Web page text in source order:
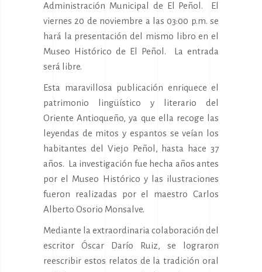
Administración Municipal de El Peñol. El
viernes 20 de noviembre a las 03:00 p.m. se
hará la presentación del mismo libro en el
Museo Histórico de El Peñol. La entrada
será libre.
Esta maravillosa publicación enriquece el
patrimonio lingüístico y literario del
Oriente Antioqueño, ya que ella recoge las
leyendas de mitos y espantos se veían los
habitantes del Viejo Peñol, hasta hace 37
años. La investigación fue hecha años antes
por el Museo Histórico y las ilustraciones
fueron realizadas por el maestro Carlos
Alberto Osorio Monsalve.
Mediante la extraordinaria colaboración del
escritor Óscar Darío Ruiz, se lograron
reescribir estos relatos de la tradición oral